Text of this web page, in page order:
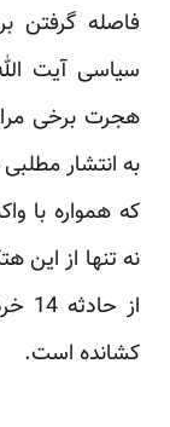
فاصله گرفتن
سیاسی آیت
هجرت برخی
به انتشار
که همواره با
نه تنها از این
از
کشانده است.